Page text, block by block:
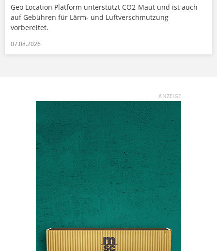
Geo Location Platform unterstützt CO2-Maut und ist auch
auf Gebühren für Lärm- und Luftverschmutzung
vorbereitet.
07.08.2026
ANZEIGE